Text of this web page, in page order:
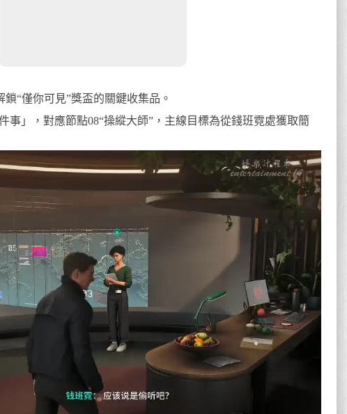
鎖“僅你可見”獎盃的關鍵收集品。
事」，對應節點08“操縱大師”，主線目標為從錢班霓處獲取簡